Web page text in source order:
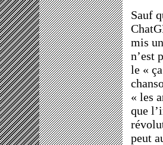
Sauf
mis
n’est
le «
« les
que
peut